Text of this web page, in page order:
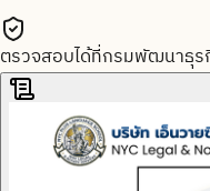
ตรวจสอบได้ที่กรมพัฒนาธุร